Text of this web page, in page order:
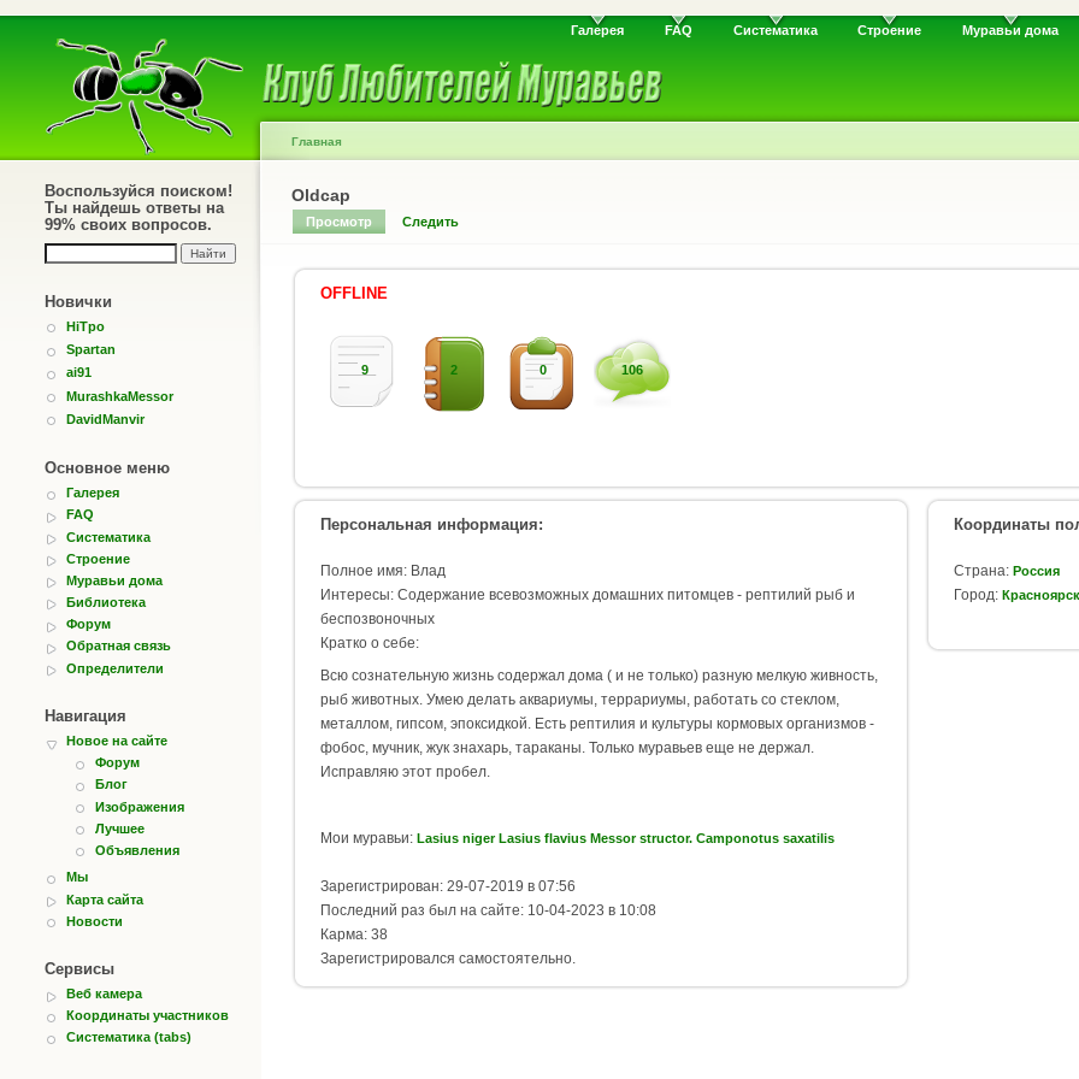
Галерея FAQ Систематика Строение Муравьи дома
Воспользуйся поиском!
Ты найдешь ответы на
99% своих вопросов.
Новички
HiTpo
Spartan
ai91
MurashkaMessor
DavidManvir
Основное меню
Галерея
FAQ
Систематика
Строение
Муравьи дома
Библиотека
Форум
Обратная связь
Определители
Навигация
Новое на сайте
Форум
Блог
Изображения
Лучшее
Объявления
Мы
Карта сайта
Новости
Сервисы
Веб камера
Координаты участников
Систематика (tabs)
Главная
Oldcap
Просмотр Следить
OFFLINE
9 2 0 106
Персональная информация:
Полное имя: Влад
Интересы: Содержание всевозможных домашних питомцев - рептилий рыб и
беспозвоночных
Кратко о себе:
Всю сознательную жизнь содержал дома ( и не только) разную мелкую живность,
рыб животных. Умею делать аквариумы, террариумы, работать со стеклом,
металлом, гипсом, эпоксидкой. Есть рептилия и культуры кормовых организмов -
фобос, мучник, жук знахарь, тараканы. Только муравьев еще не держал.
Исправляю этот пробел.
Мои муравьи: Lasius niger Lasius flavius Messor structor. Camponotus saxatilis
Зарегистрирован: 29-07-2019 в 07:56
Последний раз был на сайте: 10-04-2023 в 10:08
Карма: 38
Зарегистрировался самостоятельно.
Координаты
Страна: Россия
Город: Красноярск